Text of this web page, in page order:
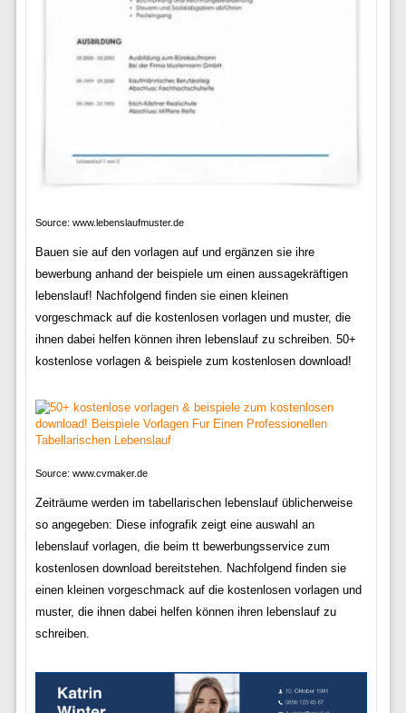
Source: www.lebenslaufmuster.de
Bauen sie auf den vorlagen auf und ergänzen sie ihre
bewerbung anhand der beispiele um einen aussagekräftigen
lebenslauf! Nachfolgend finden sie einen kleinen
vorgeschmack auf die kostenlosen vorlagen und muster, die
ihnen dabei helfen können ihren lebenslauf zu schreiben. 50+
kostenlose vorlagen & beispiele zum kostenlosen download!
Source: www.cvmaker.de
Zeiträume werden im tabellarischen lebenslauf üblicherweise
so angegeben: Diese infografik zeigt eine auswahl an
lebenslauf vorlagen, die beim tt bewerbungsservice zum
kostenlosen download bereitstehen. Nachfolgend finden sie
einen kleinen vorgeschmack auf die kostenlosen vorlagen und
muster, die ihnen dabei helfen können ihren lebenslauf zu
schreiben.